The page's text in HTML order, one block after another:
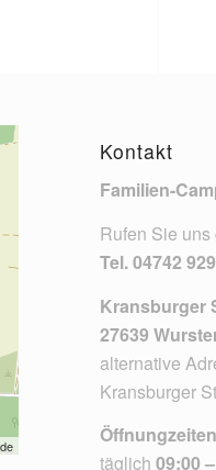
Kontakt
Familien-
Rufen Sie
Tel.04742
Kransburger
27639
alternative
Kransburger
täglich 09:00